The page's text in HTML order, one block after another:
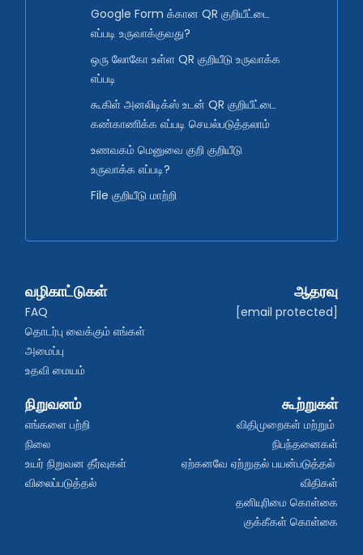
Google Form க்கான QR குறியீட்டை
எப்படி உருவாக்குவது?
ஒரு லோகோ உள்ள QR குறியீடு உருவாக்க
எப்படி
கூகிள் அனலிடிக்ஸ் உடன் QR குறியீட்டை
கண்காணிக்க எப்படி செயல்படுத்தலாம்
உணவகம் மெனுவை குறி குறியீடு
உருவாக்க எப்படி?
File குறியீடு மாற்றி
வழிகாட்டுகள்
FAQ
தொடர்பு வைக்கும் எங்கள்
அமைப்பு
உதவி மையம்
ஆதரவு
[email protected]
நிறுவனம்
எங்களை பற்றி
நிலை
உயர் நிறுவன தீர்வுகள்
விலைப்படுத்தல்
கூற்றுகள்
விதிமுறைகள் மற்றும்
நிபந்தனைகள்
ஏற்கனவே ஏற்றுதல் பயன்படுத்தல்
விதிகள்
தனியுரிமை கொள்கை
குக்கீகள் கொள்கை